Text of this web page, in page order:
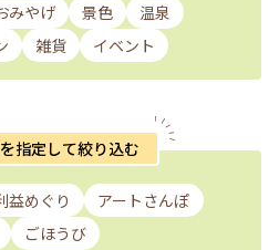
みやげ 景色
温泉
雑貨 イベント
指定して絞り込む
益めぐり
アートさんぽ
ごほうび